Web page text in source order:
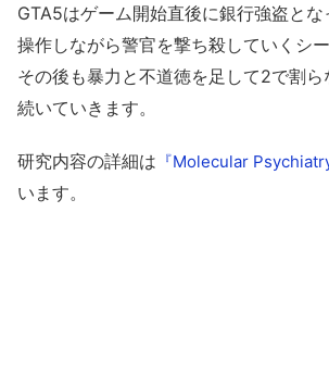
GTA5はゲーム開始直後に銀行強盗と
操作しながら警官を撃ち殺していくシ
その後も暴力と不道徳を足して2で割
続いていきます。
研究内容の詳細は 『Molecular Psychiatry
います。